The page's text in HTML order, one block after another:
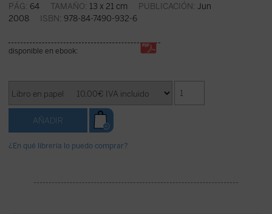
PÁG: 64 TAMAÑO: 13 x 21 cm PUBLICACIÓN: Jun
2008 ISBN: 978-84-7490-932-6
disponible en ebook:
¿En qué librería lo puedo comprar?